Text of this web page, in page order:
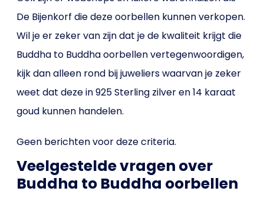
De Bijenkorf die deze oorbellen kunnen verkopen.
Wil je er zeker van zijn dat je de kwaliteit krijgt die
Buddha to Buddha oorbellen vertegenwoordigen,
kijk dan alleen rond bij juweliers waarvan je zeker
weet dat deze in 925 Sterling zilver en 14 karaat
goud kunnen handelen.
Geen berichten voor deze criteria.
Veelgestelde vragen over
Buddha to Buddha oorbellen